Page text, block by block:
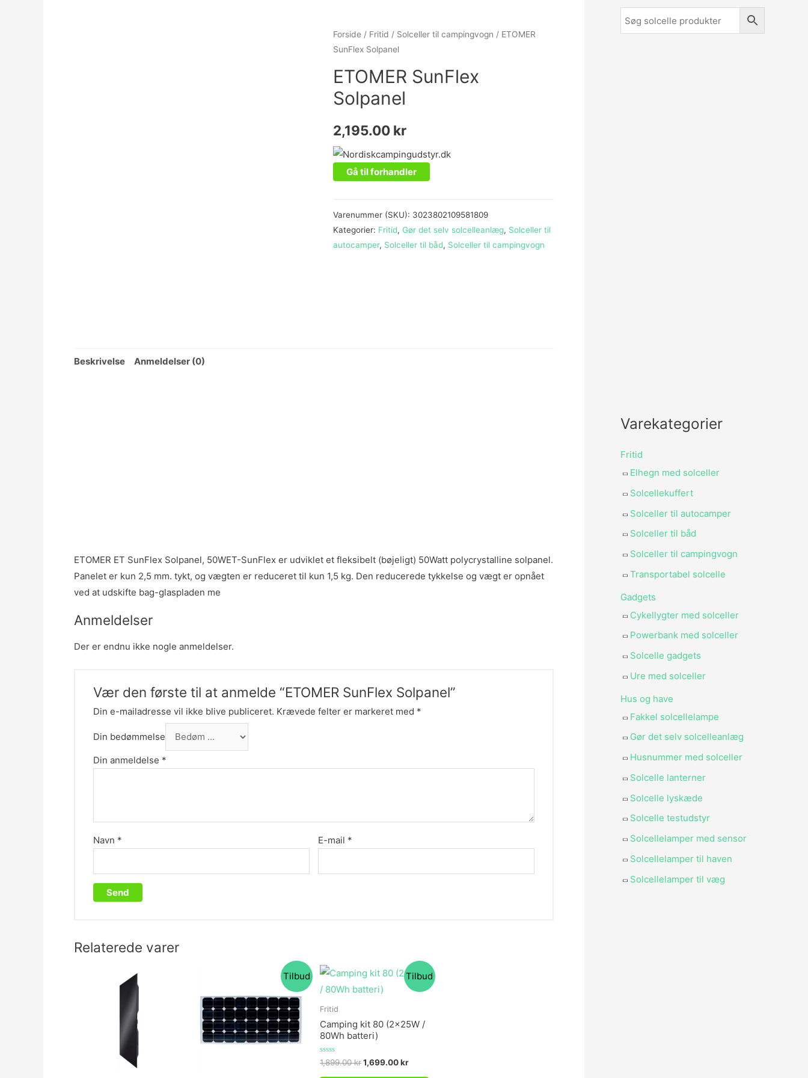
Forside/ Fritid / Solceller til campingvogn / ETOMER
SunFlex Solpanel
ETOMER SunFlex
Solpanel
2,195.00 kr
Gå til forhandler
Varenummer (SKU): 3023802109581809
Kategorier: Fritid, Gør det selv solcelleanlæg, Solceller til
autocamper, Solceller til båd, Solceller til campingvogn
Beskrivelse Anmeldelser (0)
ETOMER ET SunFlex Solpanel, 50WET-SunFlex er udviklet et fleksibelt (bøjeligt) 50Watt polycrystalline solpanel.
Panelet er kun 2,5 mm. tykt, og vægten er reduceret til kun 1,5 kg. Den reducerede tykkelse og vægt er opnået
ved at udskifte bag-glaspladen me
Anmeldelser
Der er endnu ikke nogle anmeldelser.
Vær den første til at anmelde “ETOMER SunFlex Solpanel”
Din e-mailadresse vil ikke blive publiceret. Krævede felter er markeret med *
Din bedømmelse
Din anmeldelse *
Navn * E-mail *
Relaterede varer
Tilbud Tilbud
Fritid
Camping kit 80 (2x25W /
80Wh batteri)
Vurderet
0
ud
1,899.00kr1,699.00kr
Varekategorier
Fritid
Elhegn med solceller
Solcellekuffert
Solceller til autocamper
Solceller til båd
Solceller til campingvogn
Transportabel solcelle
Gadgets
Cykellygter med solceller
Powerbank med solceller
Solcelle gadgets
Ure med solceller
Hus og have
Fakkel solcellelampe
Gør det selv solcelleanlæg
Husnummer med solceller
Solcelle lanterner
Solcelle lyskæde
Solcelle testudstyr
Solcellelamper med sensor
Solcellelamper til haven
Solcellelamper til væg